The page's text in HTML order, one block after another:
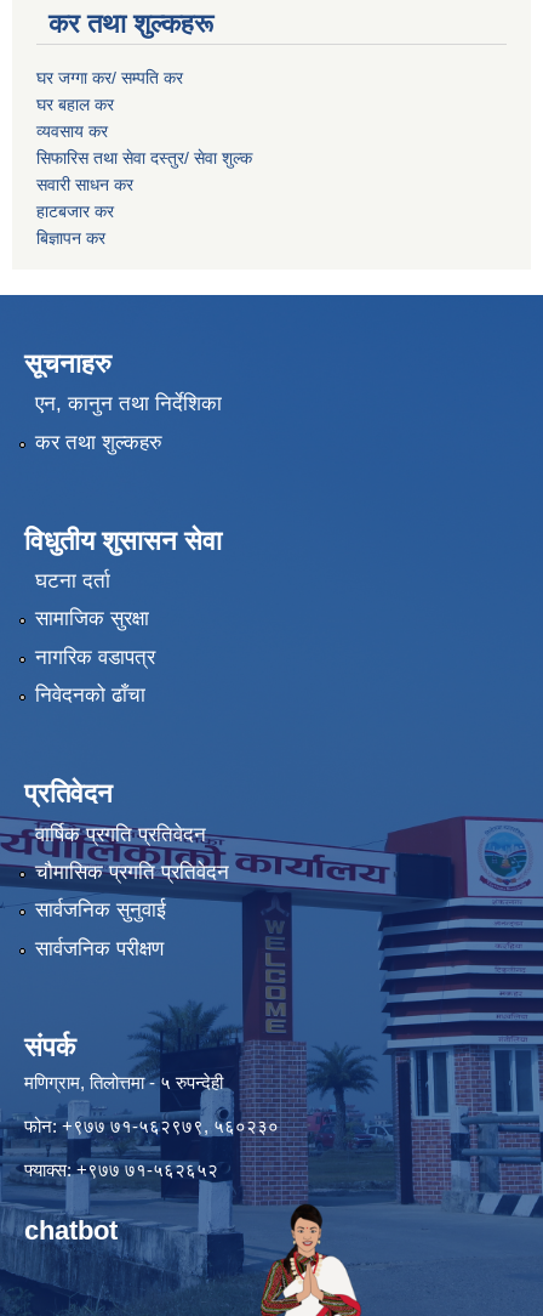
कर तथा शुल्कहरू
घर जग्गा कर/ सम्पति कर
घर बहाल कर
व्यवसाय कर
सिफारिस तथा सेवा दस्तुर/ सेवा शुल्क
सवारी साधन कर
हाटबजार कर
बिज्ञापन कर
सूचनाहरु
एन, कानुन तथा निर्देशिका
कर तथा शुल्कहरु
विधुतीय शुसासन सेवा
घटना दर्ता
सामाजिक सुरक्षा
नागरिक वडापत्र
निवेदनको ढाँचा
प्रतिवेदन
वार्षिक प्रगति प्रतिवेदन
चौमासिक प्रगति प्रतिवेदन
सार्वजनिक सुनुवाई
सार्वजनिक परीक्षण
संपर्क
मणिग्राम, तिलोत्तमा - ५ रुपन्देही
फोन: +९७७ ७१-५६२९७९, ५६०२३०
फ्याक्स: +९७७ ७१-५६२६५२
chatbot